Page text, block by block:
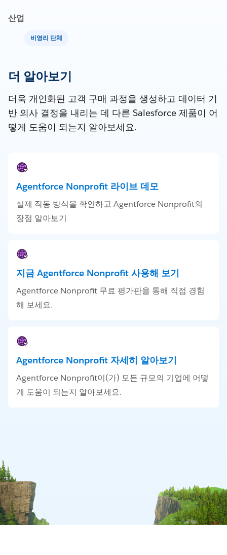
산업
비영리 단체
더 알아보기
더욱 개인화된 고객 구매 과정을 생성하고 데이터 기
반 의사 결정을 내리는 데 다른 Salesforce 제품이 어
떻게 도움이 되는지 알아보세요.
Agentforce Nonprofit 라이브 데모
실제 작동 방식을 확인하고 Agentforce Nonprofit의
장점 알아보기
지금 Agentforce Nonprofit 사용해 보기
Agentforce Nonprofit 무료 평가판을 통해 직접 경험
해 보세요.
Agentforce Nonprofit 자세히 알아보기
Agentforce Nonprofit이(가) 모든 규모의 기업에 어떻
게 도움이 되는지 알아보세요.